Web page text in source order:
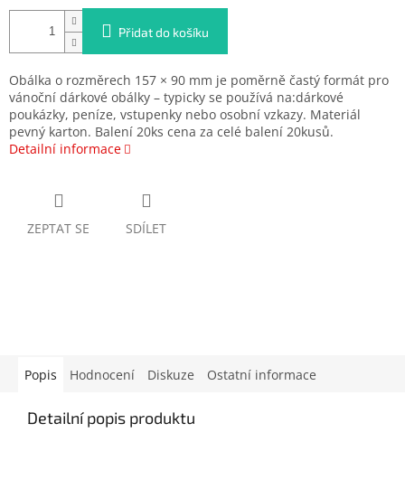
Přidat do košíku
Obálka o rozměrech 157 × 90 mm je poměrně častý formát pro
vánoční dárkové obálky – typicky se používá na:dárkové
poukázky, peníze, vstupenky nebo osobní vzkazy. Materiál
pevný karton. Balení 20ks cena za celé balení 20kusů.
Detailní informace
ZEPTAT SE SDÍLET
Popis Hodnocení Diskuze Ostatní informace
Detailní popis produktu